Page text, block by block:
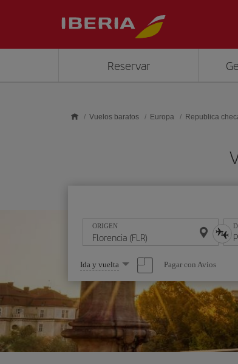
Reservar
Vuelos baratos Europa Republica
ORIGEN
Seleccione
una
opción
Ida y vuelta Pagar con Avios